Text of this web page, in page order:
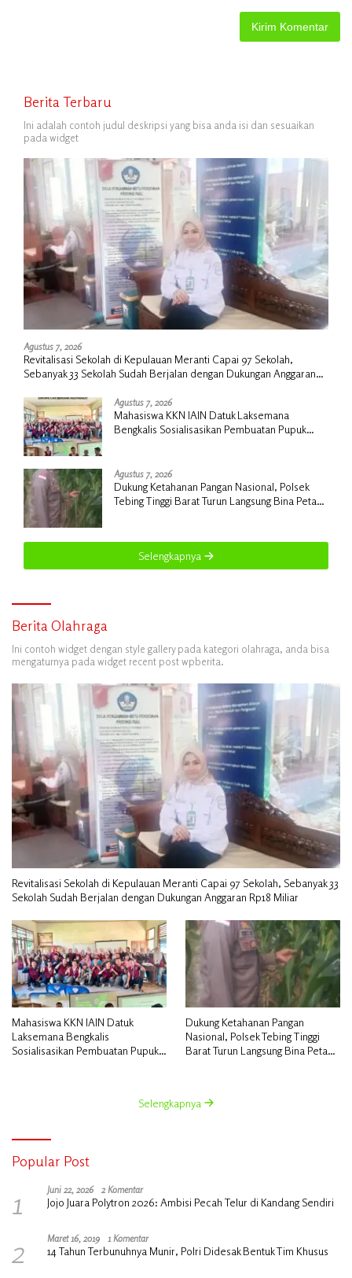
Berita Terbaru
Ini adalah contoh judul deskripsi yang bisa anda isi dan sesuaikan
pada widget
Agustus 7, 2026
Revitalisasi Sekolah di Kepulauan Meranti Capai 97 Sekolah,
Sebanyak 33 Sekolah Sudah Berjalan dengan Dukungan Anggaran
Agustus 7, 2026
Mahasiswa KKN IAIN Datuk Laksemana
Bengkalis Sosialisasikan Pembuatan Pupuk
Agustus 7, 2026
Dukung Ketahanan Pangan Nasional, Polsek
Tebing Tinggi Barat Turun Langsung Bina Petani
Selengkapnya
Berita Olahraga
Ini contoh widget dengan style gallery pada kategori olahraga, anda bisa
mengaturnya pada widget recent post wpberita.
Revitalisasi Sekolah di Kepulauan Meranti Capai 97 Sekolah, Sebanyak 33
Sekolah Sudah Berjalan dengan Dukungan Anggaran Rp18 Miliar
Mahasiswa KKN IAIN Datuk
Laksemana Bengkalis
Sosialisasikan Pembuatan Pupuk
Dukung Ketahanan Pangan
Nasional, Polsek Tebing Tinggi
Barat Turun Langsung Bina Petani
Selengkapnya
Popular Post
1 Juni 22, 2026 2 Komentar
Jojo Juara Polytron 2026: Ambisi Pecah Telur di Kandang Sendiri
2 Maret 16, 2019 1 Komentar
14 Tahun Terbunuhnya Munir, Polri Didesak Bentuk Tim Khusus